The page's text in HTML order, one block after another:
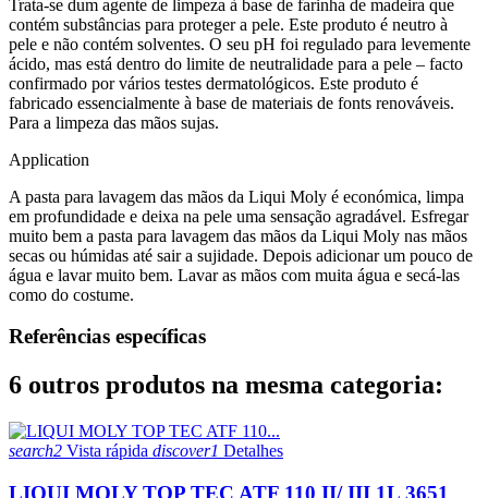
Trata-se dum agente de limpeza à base de farinha de madeira que
contém substâncias para proteger a pele. Este produto é neutro à
pele e não contém solventes. O seu pH foi regulado para levemente
ácido, mas está dentro do limite de neutralidade para a pele – facto
confirmado por vários testes dermatológicos. Este produto é
fabricado essencialmente à base de materiais de fonts renováveis.
Para a limpeza das mãos sujas.
Appli­ca­tion
A pasta para lavagem das mãos da Liqui Moly é económica, limpa
em profundidade e deixa na pele uma sensação agradável. Esfregar
muito bem a pasta para lavagem das mãos da Liqui Moly nas mãos
secas ou húmidas até sair a sujidade. Depois adicionar um pouco de
água e lavar muito bem. Lavar as mãos com muita água e secá-las
como do costume.
Referências específicas
6 outros produtos na mesma categoria:
search2 Vista rápida discover1 Detalhes
LIQUI MOLY TOP TEC ATF 110 II/ III 1L 3651